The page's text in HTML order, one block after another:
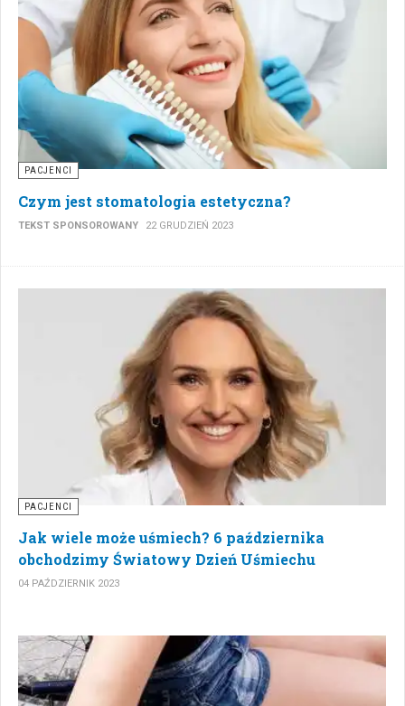
PACJENCI
Czym jest stomatologia estetyczna?
TEKST SPONSOROWANY 22 GRUDZIEŃ 2023
PACJENCI
Jak wiele może uśmiech? 6 października
obchodzimy Światowy Dzień Uśmiechu
04 PAŹDZIERNIK 2023